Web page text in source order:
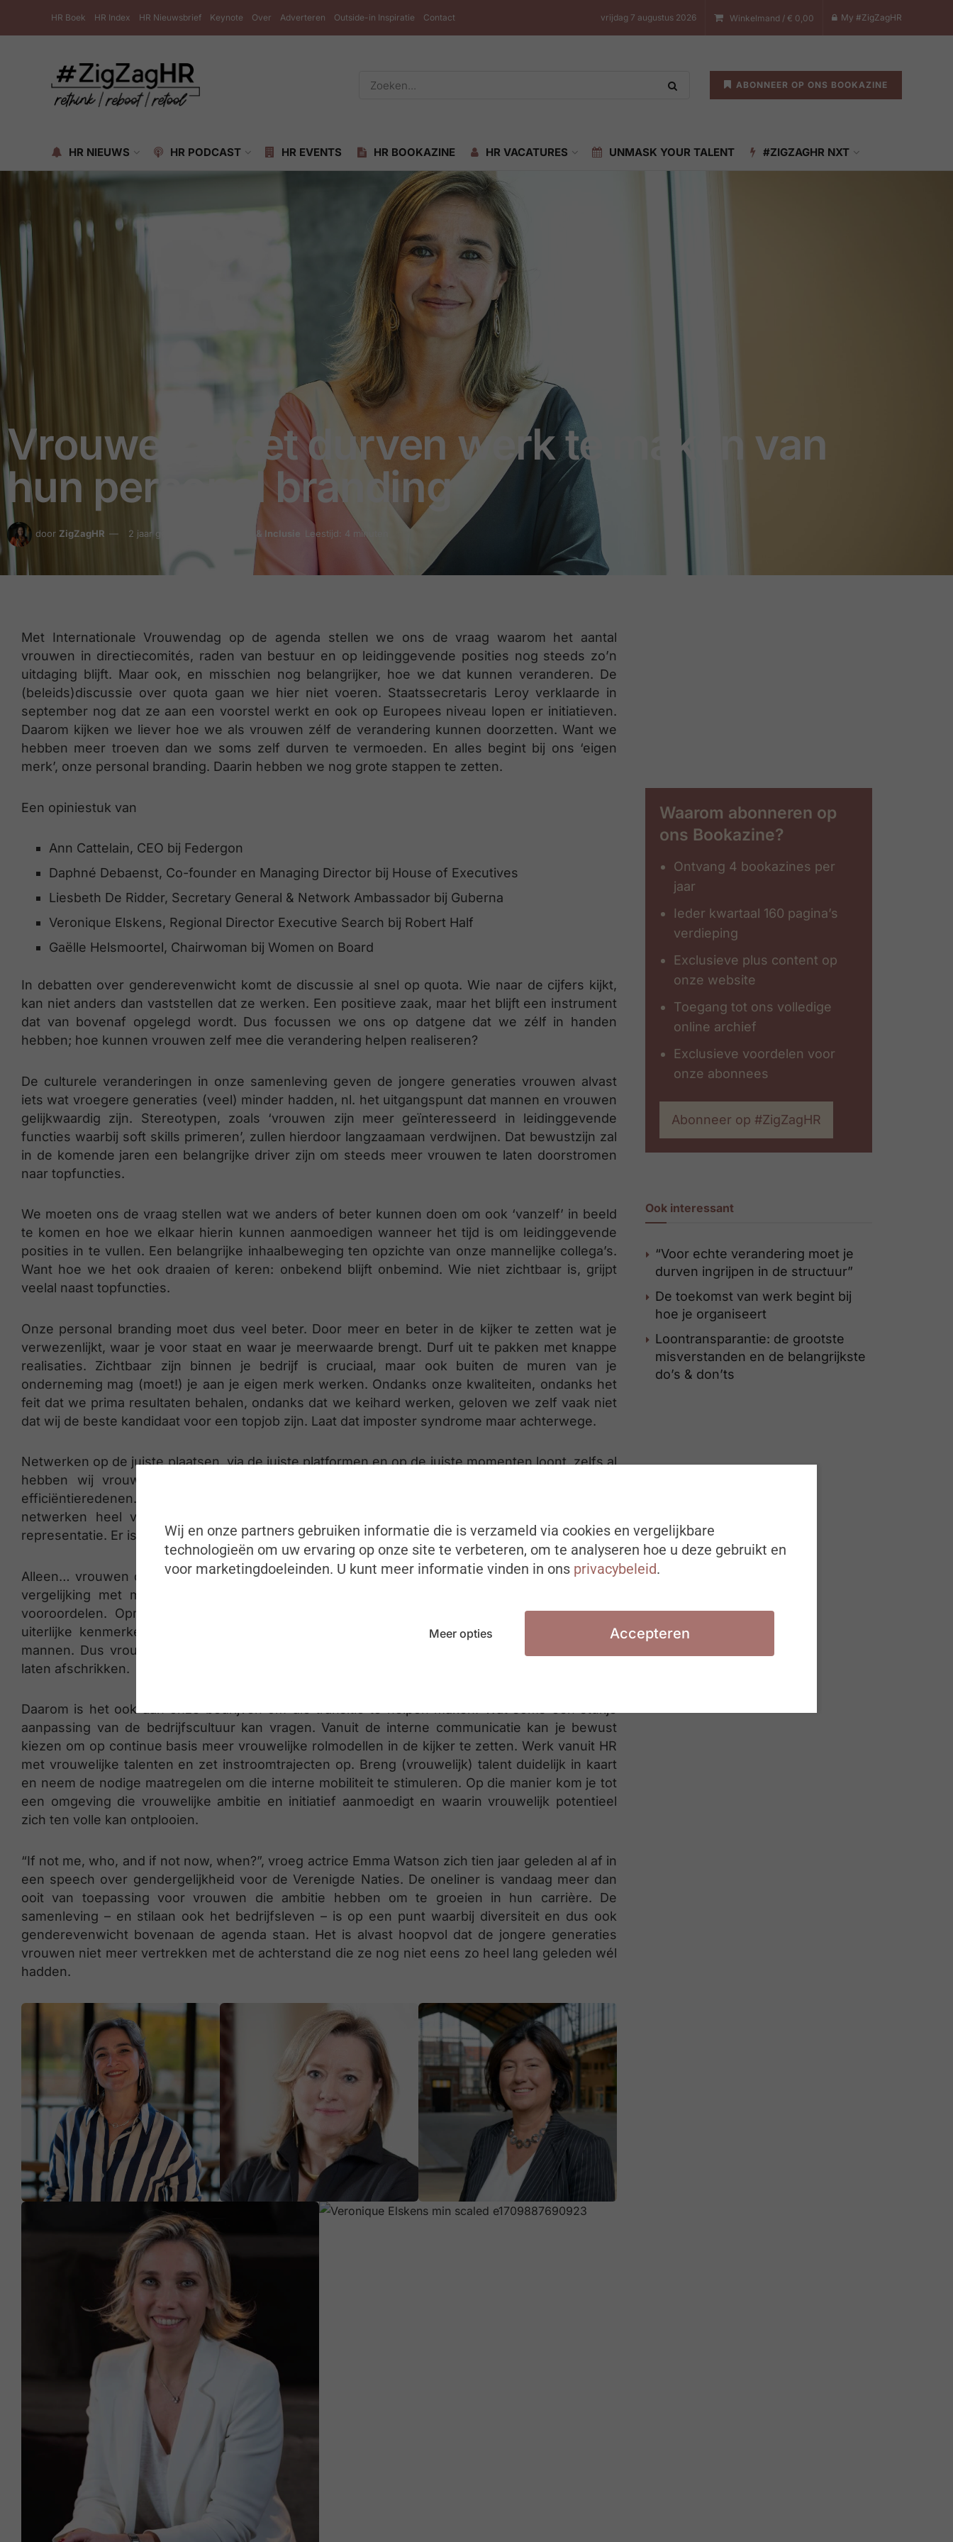
HR Boek HR Index HR Nieuwsbrief Keynote Over Adverteren Outside-in Inspiratie Contact vrijdag 7 augustus 2026 Winkelmand / € 0,00 My #ZigZagHR
ABONNEER OP ONS BOOKAZINE
HR NIEUWS HR PODCAST HR EVENTS HR BOOKAZINE HR VACATURES UNMASK YOUR TALENT #ZIGZAGHR NXT
Vrouwen moet durven werk te maken van
hun personal branding
door ZigZagHR 2 jaar geleden Diversiteit & Inclusie Leestijd: 4 minuten
Met Internationale Vrouwendag op de agenda stellen we ons de vraag waarom het aantal
vrouwen in directiecomités, raden van bestuur en op leidinggevende posities nog steeds zo’n
uitdaging blijft. Maar ook, en misschien nog belangrijker, hoe we dat kunnen veranderen. De
(beleids)discussie over quota gaan we hier niet voeren. Staatssecretaris Leroy verklaarde in
september nog dat ze aan een voorstel werkt en ook op Europees niveau lopen er initiatieven.
Daarom kijken we liever hoe we als vrouwen zélf de verandering kunnen doorzetten. Want we
hebben meer troeven dan we soms zelf durven te vermoeden. En alles begint bij ons ‘eigen
merk’, onze personal branding. Daarin hebben we nog grote stappen te zetten.
Een opiniestuk van
Ann Cattelain, CEO bij Federgon
Daphné Debaenst, Co-founder en Managing Director bij House of Executives
Liesbeth De Ridder, Secretary General & Network Ambassador bij Guberna
Veronique Elskens, Regional Director Executive Search bij Robert Half
Gaëlle Helsmoortel, Chairwoman bij Women on Board
In debatten over genderevenwicht komt de discussie al snel op quota. Wie naar de cijfers kijkt,
kan niet anders dan vaststellen dat ze werken. Een positieve zaak, maar het blijft een instrument
dat van bovenaf opgelegd wordt. Dus focussen we ons op datgene dat we zélf in handen
hebben; hoe kunnen vrouwen zelf mee die verandering helpen realiseren?
De culturele veranderingen in onze samenleving geven de jongere generaties vrouwen alvast
iets wat vroegere generaties (veel) minder hadden, nl. het uitgangspunt dat mannen en vrouwen
gelijkwaardig zijn. Stereotypen, zoals ‘vrouwen zijn meer geïnteresseerd in leidinggevende
functies waarbij soft skills primeren’, zullen hierdoor langzaamaan verdwijnen. Dat bewustzijn zal
in de komende jaren een belangrijke driver zijn om steeds meer vrouwen te laten doorstromen
naar topfuncties.
We moeten ons de vraag stellen wat we anders of beter kunnen doen om ook ‘vanzelf’ in beeld
te komen en hoe we elkaar hierin kunnen aanmoedigen wanneer het tijd is om leidinggevende
posities in te vullen. Een belangrijke inhaalbeweging ten opzichte van onze mannelijke collega’s.
Want hoe we het ook draaien of keren: onbekend blijft onbemind. Wie niet zichtbaar is, grijpt
veelal naast topfuncties.
Onze personal branding moet dus veel beter. Door meer en beter in de kijker te zetten wat je
verwezenlijkt, waar je voor staat en waar je meerwaarde brengt. Durf uit te pakken met knappe
realisaties. Zichtbaar zijn binnen je bedrijf is cruciaal, maar ook buiten de muren van je
onderneming mag (moet!) je aan je eigen merk werken. Ondanks onze kwaliteiten, ondanks het
feit dat we prima resultaten behalen, ondanks dat we keihard werken, geloven we zelf vaak niet
dat wij de beste kandidaat voor een topjob zijn. Laat dat imposter syndrome maar achterwege.
Netwerken op de juiste plaatsen, via de juiste platformen en op de juiste momenten loont, zelfs al
hebben wij vrouwen misschien minder de intentie om daarin te investeren, omwille van
efficiëntieredenen. Dat vraagt erom dat we onze prioriteiten herzien. Bovendien zien we in deze
netwerken heel vaak dezelfde mannen terug, wat zorgt voor genderecho en gebrek aan
representatie. Er is dus zeker nood en ruimte om ook daar aan onze zichtbaarheid te werken.
Alleen… vrouwen die meer zichtbaar zijn, en al helemaal als ze daar zelf voor kiezen, blijven in
vergelijking met mannen toch nog steeds meer vatbaar voor kritiek, voor opmerkingen of
vooroordelen. Opmerkingen die vaak niks met de inhoud te maken hebben, maar met bv.
uiterlijke kenmerken of karakteristieken. Meestal onbewust, maar het gebeurt. Meer dan bij
mannen. Dus vrouwen moeten zich hier beter tegen wapenen. Daar mogen we ons niet door
laten afschrikken.
Daarom is het ook aan onze bedrijven om die transitie te helpen maken. Wat soms een stukje
aanpassing van de bedrijfscultuur kan vragen. Vanuit de interne communicatie kan je bewust
kiezen om op continue basis meer vrouwelijke rolmodellen in de kijker te zetten. Werk vanuit HR
met vrouwelijke talenten en zet instroomtrajecten op. Breng (vrouwelijk) talent duidelijk in kaart
en neem de nodige maatregelen om die interne mobiliteit te stimuleren. Op die manier kom je tot
een omgeving die vrouwelijke ambitie en initiatief aanmoedigt en waarin vrouwelijk potentieel
zich ten volle kan ontplooien.
“If not me, who, and if not now, when?”, vroeg actrice Emma Watson zich tien jaar geleden al af in
een speech over gendergelijkheid voor de Verenigde Naties. De oneliner is vandaag meer dan
ooit van toepassing voor vrouwen die ambitie hebben om te groeien in hun carrière. De
samenleving – en stilaan ook het bedrijfsleven – is op een punt waarbij diversiteit en dus ook
genderevenwicht bovenaan de agenda staan. Het is alvast hoopvol dat de jongere generaties
vrouwen niet meer vertrekken met de achterstand die ze nog niet eens zo heel lang geleden wél
hadden.
Waarom abonneren op
ons Bookazine?
Ontvang 4 bookazines per
jaar
Ieder kwartaal 160 pagina’s
verdieping
Exclusieve plus content op
onze website
Toegang tot ons volledige
online archief
Exclusieve voordelen voor
onze abonnees
Abonneer op #ZigZagHR
Ook interessant
“Voor echte verandering moet je
durven ingrijpen in de structuur”
De toekomst van werk begint bij
hoe je organiseert
Loontransparantie: de grootste
misverstanden en de belangrijkste
do’s & don’ts
Wij en onze partners gebruiken informatie die is verzameld via cookies en vergelijkbare
technologieën om uw ervaring op onze site te verbeteren, om te analyseren hoe u deze gebruikt en
voor marketingdoeleinden. U kunt meer informatie vinden in ons privacybeleid.
Meer opties Accepteren